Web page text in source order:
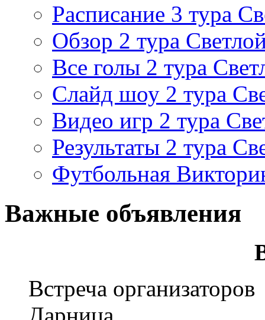
Расписание 3 тура
Обзор 2 тура
Все голы 2 тура
Слайд шоу 2 тура
Видео игр 2 тура
Результаты 2 тура
Футбольная
Важные объявления
Встреча организаторов